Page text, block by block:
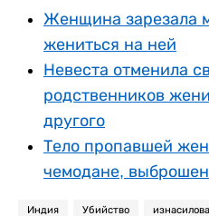
Женщина зарезала
жениться на ней
Невеста отменила
родственников
другого
Тело пропавшей
чемодане,
Индия Убийство